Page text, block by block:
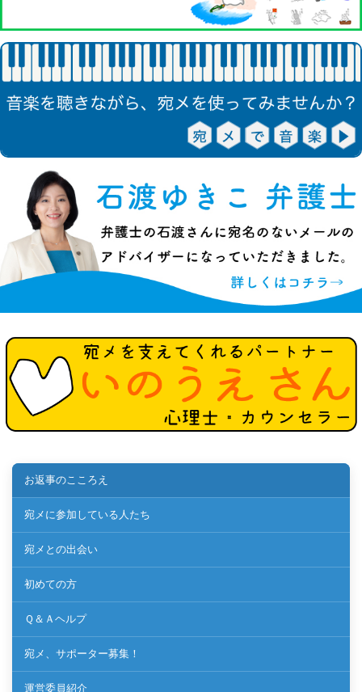
お返事のこころえ
宛メに参加している人たち
宛メとの出会い
初めての方
Ｑ＆Ａヘルプ
宛メ、サポーター募集！
運営委員紹介